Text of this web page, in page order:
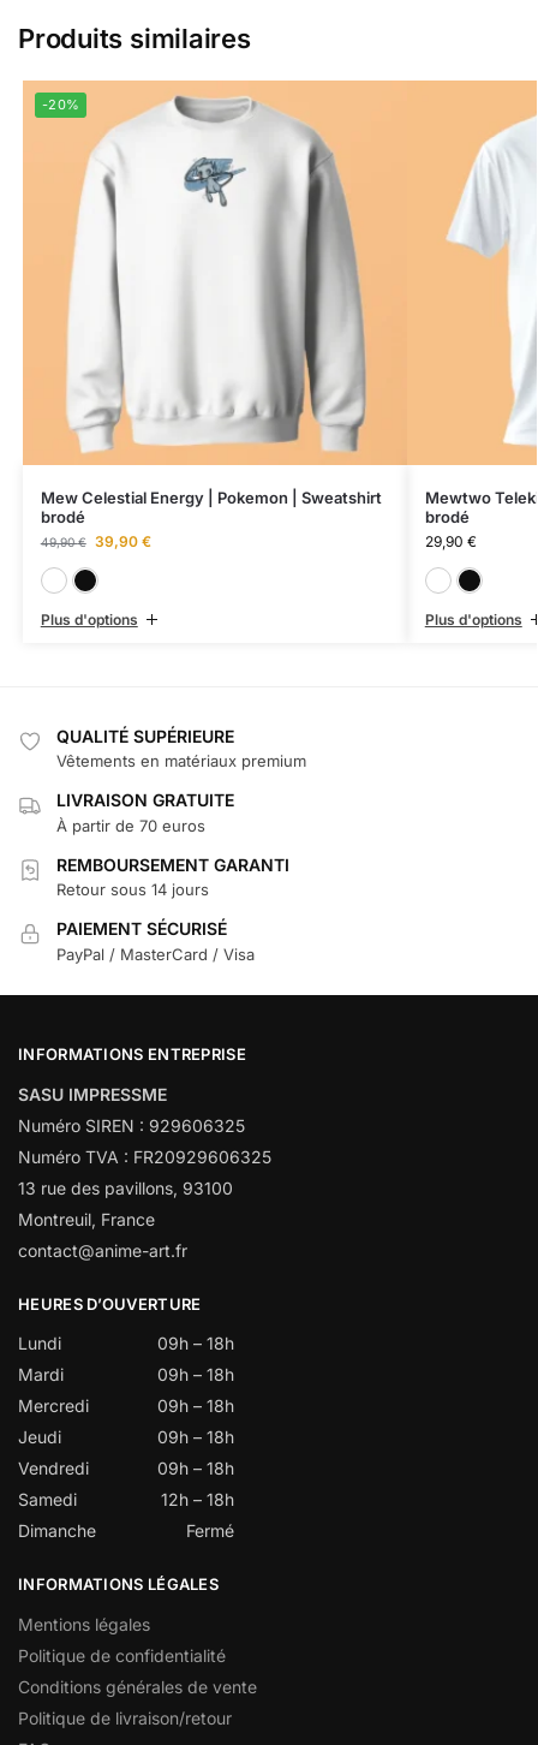
Produits similaires
-20%
Mew Celestial Energy | Pokemon | Sweatshirt
brodé
49,90€ 39,90 €
Plus d'options
Mewtwo
brodé
29,90 €
Plus d'options
QUALITÉ SUPÉRIEURE
Vêtements en matériaux premium
LIVRAISON GRATUITE
À partir de 70 euros
REMBOURSEMENT GARANTI
Retour sous 14 jours
PAIEMENT SÉCURISÉ
PayPal / MasterCard / Visa
INFORMATIONS ENTREPRISE
SASU IMPRESSME
Numéro SIREN : 929606325
Numéro TVA : FR20929606325
13 rue des pavillons, 93100
Montreuil, France
contact@anime-art.fr
HEURES D’OUVERTURE
Lundi
09h – 18h
Mardi
09h – 18h
Mercredi
09h – 18h
Jeudi
09h – 18h
Vendredi
09h – 18h
Samedi
12h – 18h
Dimanche
Fermé
INFORMATIONS LÉGALES
Mentions légales
Politique de confidentialité
Conditions générales de vente
Politique de livraison/retour